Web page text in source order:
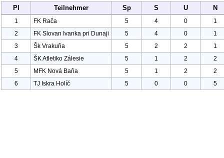
Pl Teilnehmer Sp S U N
1 FK Rača 5 4 0
1
2
FK Slovan Ivanka pri Dunaji 5 4 0
1
3
Šk Vrakuňa 5 2 2
1
4
ŠK Atletiko Zálesie 5 1 2
2
5
MFK Nová Baňa 5 1 2
2
6
TJ Iskra Holíč 5 0 0 5